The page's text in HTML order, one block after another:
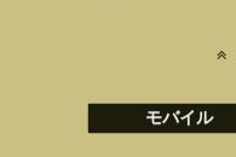
モバイル